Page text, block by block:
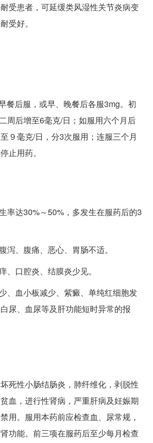
受患者，可延缓类风湿性关节炎病变
受好。
餐后服，或早、晚餐后各服3mg。初
周后增至6毫克/日；如服用六个月后
９毫克/日，分3次服用；连服三个月
止用药。
率达30%～50%，多发生在服药后的3
泻、腹痛、恶心、胃肠不适。
、口腔炎、结膜炎少见。
、血小板减少、紫癜、单纯红细胞发
尿、血尿等及肝功能短时异常的报
死性小肠结肠炎，肺纤维化，剥脱性
血，进行性肾病，严重肝病及妊娠期
用。服用本药前应检查血、尿常规，
功能。前三项在服药后至少每月检查